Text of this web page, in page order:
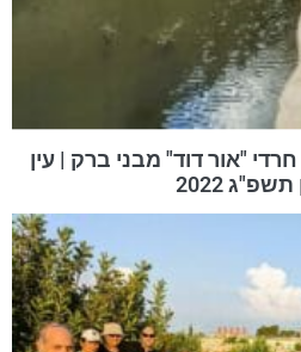
"אור דוד" מבני ברק | עין
2022